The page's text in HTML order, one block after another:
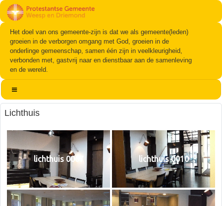
Het doel van ons gemeente-zijn is dat we als gemeente(leden)
groeien in de verborgen omgang met God, groeien in de
onderlinge gemeenschap, samen één zijn in veelkleurigheid,
verbonden met, gastvrij naar en dienstbaar aan de samenleving
en de wereld.
Lichthuis
lichthuis 0007 lichthuis 0010